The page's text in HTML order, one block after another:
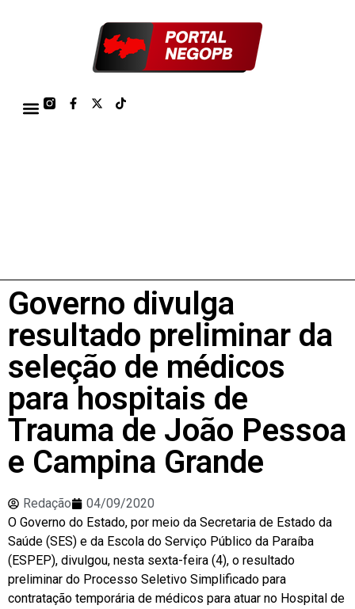
Governo divulga
resultado preliminar da
seleção de médicos
para hospitais de
Trauma de João Pessoa
e Campina Grande
Redação
04/09/2020
O Governo do Estado, por meio da Secretaria de Estado da
Saúde (SES) e da Escola do Serviço Público da Paraíba
(ESPEP), divulgou, nesta sexta-feira (4), o resultado
preliminar do Processo Seletivo Simplificado para
contratação temporária de médicos para atuar no Hospital de